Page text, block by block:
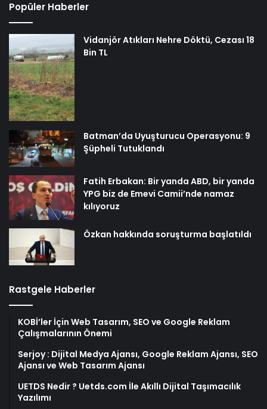
Popüler Haberler
Vidanjör Atıkları Nehre Döktü, Cezası 18
Bin TL
Batman’da Uyuşturucu Operasyonu: 9
Şüpheli Tutuklandı
Fatih Erbakan: Bir yanda ABD, bir yanda
YPG biz de Emevi Camii’nde namaz
kılıyoruz
Özkan hakkında soruşturma başlatıldı
Rastgele Haberler
KOBİ’ler İçin Web Tasarım, SEO ve Google Reklam
Çalışmalarının Önemi
Serjoy : Dijital Medya Ajansı, Google Reklam Ajansı, SEO
Ajansı ve Web Tasarım Ajansı
UETDS Nedir ? Uetds.com İle Akıllı Dijital Taşımacılık
Yazılımı